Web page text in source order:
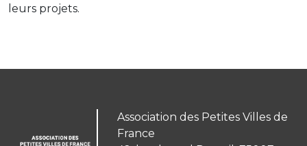
leurs projets.
Association des Petites Villes de
France